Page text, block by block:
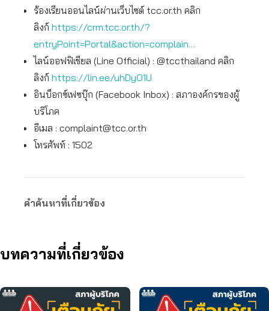
ร้องเรียนออนไลน์ผ่านเว็บไซต์ tcc.or.th คลิก
ลิงก์ https://crm.tcc.or.th/?
entryPoint=Portal&action=complain…
ไลน์ออฟฟิเชียล (Line Official) : @tccthailand คลิก
ลิงก์ https://lin.ee/uhDyO1U
อินบ็อกซ์เฟซบุ๊ก (Facebook Inbox) : สภาองค์กรของผู้
บริโภค
อีเมล : complaint@tcc.or.th
โทรศัพท์ : 1502
คำค้นหาที่เกี่ยวข้อง
บทความที่เกี่ยวข้อง